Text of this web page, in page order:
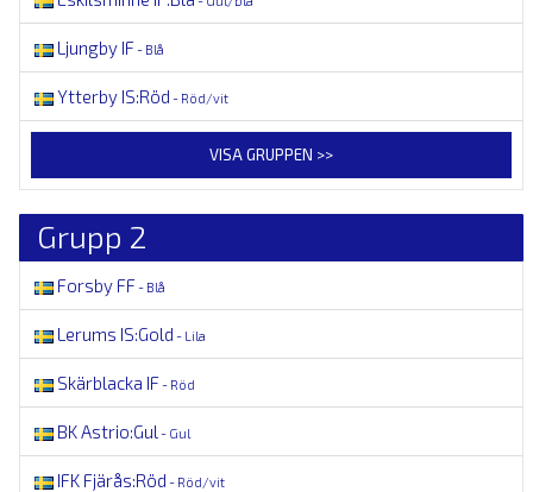
Ljungby IF - Blå
Ytterby IS:Röd - Röd/vit
VISA GRUPPEN >>
Grupp 2
Forsby FF - Blå
Lerums IS:Gold - Lila
Skärblacka IF - Röd
BK Astrio:Gul - Gul
IFK Fjärås:Röd - Röd/vit